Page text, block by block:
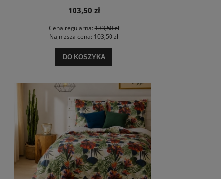
103,50 zł
Cena regularna:133,50 zł
Najniższa cena: 103,50 zł
DO KOSZYKA